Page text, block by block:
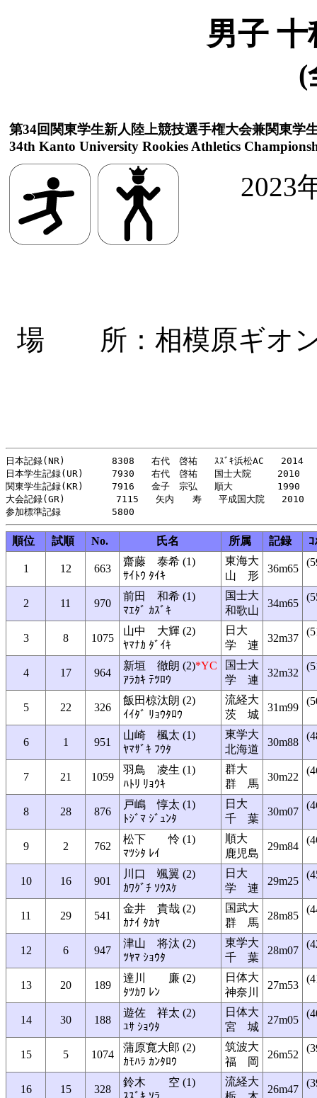
男子
(
第34回関東学生新人陸上競技選手権大会兼関東学
34th Kanto University Rookies Athletics
2023
場 所：相模原ギオン
日本記録(NR)    　　 8308   右代　啓祐   ｽｽﾞｷ浜松AC   2014
日本学生記録(UR)     7930   右代　啓祐   国士大院   　2010
関東学生記録(KR)     7916   金子　宗弘   順大   　　　1990
大会記録(GR)         7115   矢内　　寿   平成国大院   2010
順位 試順 No. 氏名 所属 記録 ｺ
1 12 663
齋藤 泰希 (1)
ｻｲﾄｳ ﾀｲｷ
東海大
山 形
36m65
2 11 970
前田 和希 (1)
ﾏｴﾀﾞ ｶｽﾞｷ
国士大
和歌山
34m65
3 8 1075
山中 大輝 (2)
ﾔﾏﾅｶ ﾀﾞｲｷ
日大
学 連
32m37
4 17 964
新垣 徹朗 (2)*YC
ｱﾗｶｷ ﾃﾂﾛｳ
国士大
学 連
32m32
5 22 326
飯田椋汰朗 (2)
ｲｲﾀﾞ ﾘｮｳﾀﾛｳ
流経大
茨 城
31m99
6 1 951
山崎 楓太 (1)
ﾔﾏｻﾞｷ ﾌｳﾀ
東学大
北海道
30m88
7 21 1059
羽鳥 凌生 (1)
ﾊﾄﾘ ﾘｮｳｷ
群大
群 馬
30m22
8 28 876
戸嶋 惇太 (1)
ﾄｼﾞﾏ ｼﾞｭﾝﾀ
日大
千 葉
30m07
9 2 762
松下 怜 (1)
ﾏﾂｼﾀ ﾚｲ
順大
鹿児島
29m84
10 16 901
川口 颯翼 (2)
ｶﾜｸﾞﾁ ｿｳｽｹ
日大
学 連
29m25
11 29 541
金井 貴哉 (2)
ｶﾅｲ ﾀｶﾔ
国武大
群 馬
28m85
12 6 947
津山 将汰 (2)
ﾂﾔﾏ ｼｮｳﾀ
東学大
千 葉
28m07
13 20 189
達川 廉 (2)
ﾀﾂｶﾜ ﾚﾝ
日体大
神奈川
27m53
14 30 188
遊佐 祥太 (2)
ﾕｻ ｼｮｳﾀ
日体大
宮 城
27m05
15 5 1074
蒲原寛大郎 (2)
ｶﾓﾊﾗ ｶﾝﾀﾛｳ
筑波大
福 岡
26m52
16 15 328
鈴木 空 (1)
流経大
26m47